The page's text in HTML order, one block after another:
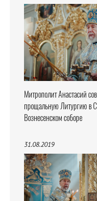
Митрополит Анастасий
прощальную Литургию в
Вознесенском соборе
31.08.2019